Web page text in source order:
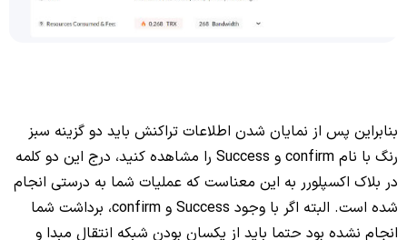
بنابراین پس از نمایان شدن اطلاعات تراکنش باید دو گزینه سبز
رنگ با نام confirm و Success را مشاهده کنید، درج این دو کلمه
در بلاک اکسپلورر به این معناست که عملیات شما به درستی انجام
شده است. البته اگر با وجود Success و confirm، برداشت شما
انجام نشده بود حتما باید از یکسان بودن شبکه انتقال مبدا و